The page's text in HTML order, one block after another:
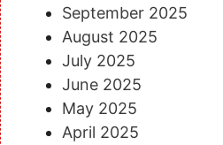
September 2025
August 2025
July 2025
June 2025
May 2025
April 2025